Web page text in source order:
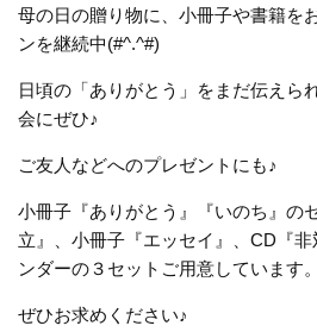
母の日の贈り物に、小冊子や書籍を
ンを継続中(#^.^#)
日頃の「ありがとう」をまだ伝えら
会にぜひ♪
ご友人などへのプレゼントにも♪
小冊子『ありがとう』『いのち』の
立』、小冊子『エッセイ』、CD『
ンダーの３セットご用意しています。
ぜひお求めください♪